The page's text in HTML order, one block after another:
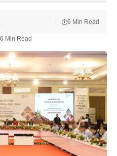
6 Min Read
6 Min Read